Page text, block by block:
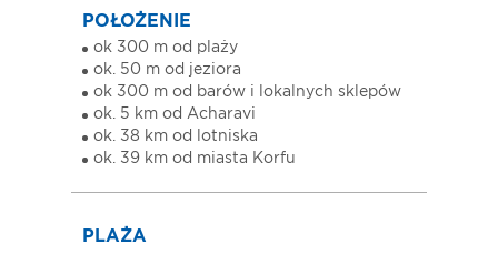
POŁOŻENIE
ok 300 m od plaży
ok. 50 m od jeziora
ok 300 m od barów i lokalnych sklepów
ok. 5 km od Acharavi
ok. 38 km od lotniska
ok. 39 km od miasta Korfu
PLAŻA